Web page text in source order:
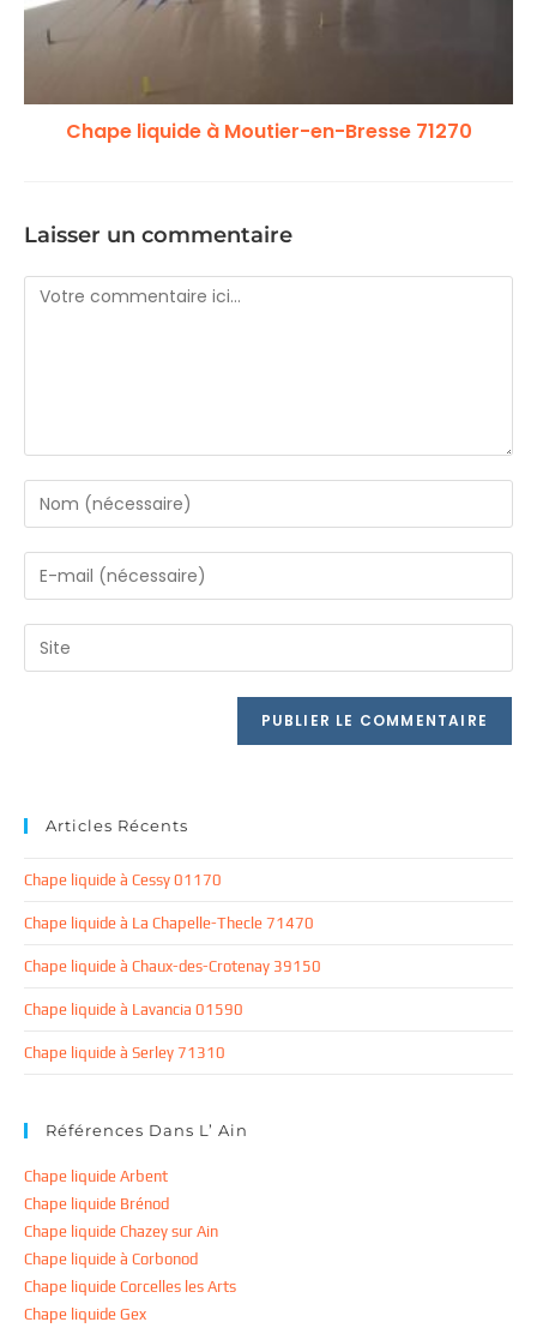
Chape liquide à Moutier-en-Bresse 71270
Laisser un commentaire
Comment
Enter
your
name
to
comment
Enter
your
email
address
Saisir
l’URL
Articles Récents
Chape liquide à Cessy 01170
Chape liquide à La Chapelle-Thecle 71470
Chape liquide à Chaux-des-Crotenay 39150
Chape liquide à Lavancia 01590
Chape liquide à Serley 71310
Références Dans L’ Ain
Chape liquide Arbent
Chape liquide Brénod
Chape liquide Chazey sur Ain
Chape liquide à Corbonod
Chape liquide Corcelles les Arts
Chape liquide Gex